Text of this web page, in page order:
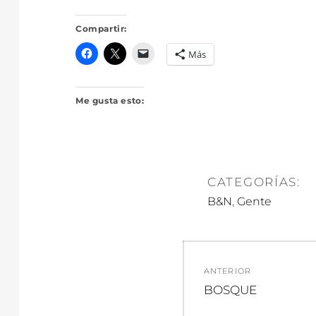
Compartir:
Más
Me gusta esto:
CATEGORÍAS:
B&N, Gente
de
ANTERIOR
Entrada
BOSQUE